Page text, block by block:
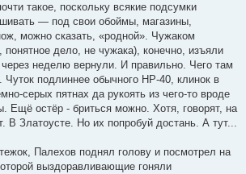
такое, поскольку всякие подсумки
— под свои обоймы, магазины,
можно сказать, «родной». Чужаком
дело, не чужака), конечно, изъяли
неделю вернули. И правильно. Чего там
Чуток подлиннее обычного НР-40, клинок в
серых пятнах да рукоять из чего-то вроде
Ещё остёр - бриться можно. Хотя, говорят, на
В Златоусте. Но их попробуй достань. А тут...
Палехов поднял голову и посмотрел на
выздоравливающие гоняли